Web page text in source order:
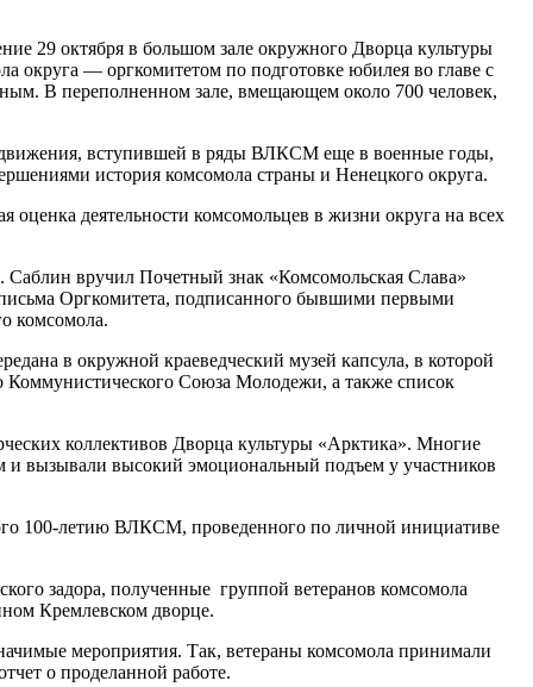
29 октября в большом зале окружного Дворца культуры
округа — оргкомитетом по подготовке юбилея во главе с
В переполненном зале, вмещающем около 700 человек,
движения, вступившей в ряды ВЛКСМ еще в военные годы,
история комсомола страны и Ненецкого округа.
оценка деятельности комсомольцев в жизни округа на всех
вручил Почетный знак «Комсомольская Слава»
Оргкомитета, подписанного бывшими первыми
комсомола.
в окружной краеведческий музей капсула, в которой
Союза Молодежи, а также список
коллективов Дворца культуры «Арктика». Многие
и вызывали высокий эмоциональный подъем у участников
100-летию ВЛКСМ, проведенного по личной инициативе
задора, полученные группой ветеранов комсомола
Кремлевском дворце.
мероприятия. Так, ветераны комсомола принимали
о проделанной работе.